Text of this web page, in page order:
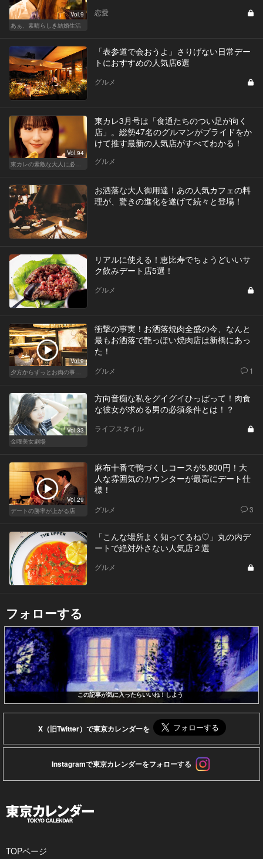
Vol.9
あぁ、素晴らしき結婚生活
恋愛
「表参道で会おうよ」さりげない日常デー
トにおすすめの人気店6選
グルメ
Vol.94
東カレの素敵な大人に必要なこと
東カレ3月号は「食通たちのつい足が向く
店」。総勢47名のグルマンがプライドをか
けて推す最新の人気店がすべてわかる！
グルメ
お洒落な大人御用達！あの人気カフェの料
理が、驚きの進化を遂げて続々と登場！
リアルに使える！恵比寿でちょうどいいサ
ク飲みデート店5選！
グルメ
Vol.9
夕方からずっとお肉の事を考えてる貴方へ
衝撃の事実！お洒落焼肉全盛の今、なんと
最もお洒落で艶っぽい焼肉店は新橋にあっ
た！
グルメ 1
Vol.33
金曜美女劇場
方向音痴な私をグイグイひっぱって！肉食
な彼女が求める男の必須条件とは！？
ライフスタイル
Vol.29
デートの勝率が上がる店
麻布十番で鴨づくしコースが5,800円！大
人な雰囲気のカウンターが最高にデート仕
様！
グルメ 3
「こんな場所よく知ってるね♡」丸の内デ
ートで絶対外さない人気店２選
グルメ
フォローする
この記事が気に入ったらいいね！しよう
X（旧Twitter）で東京カレンダーを
Instagramで東京カレンダーをフォローする
TOPページ